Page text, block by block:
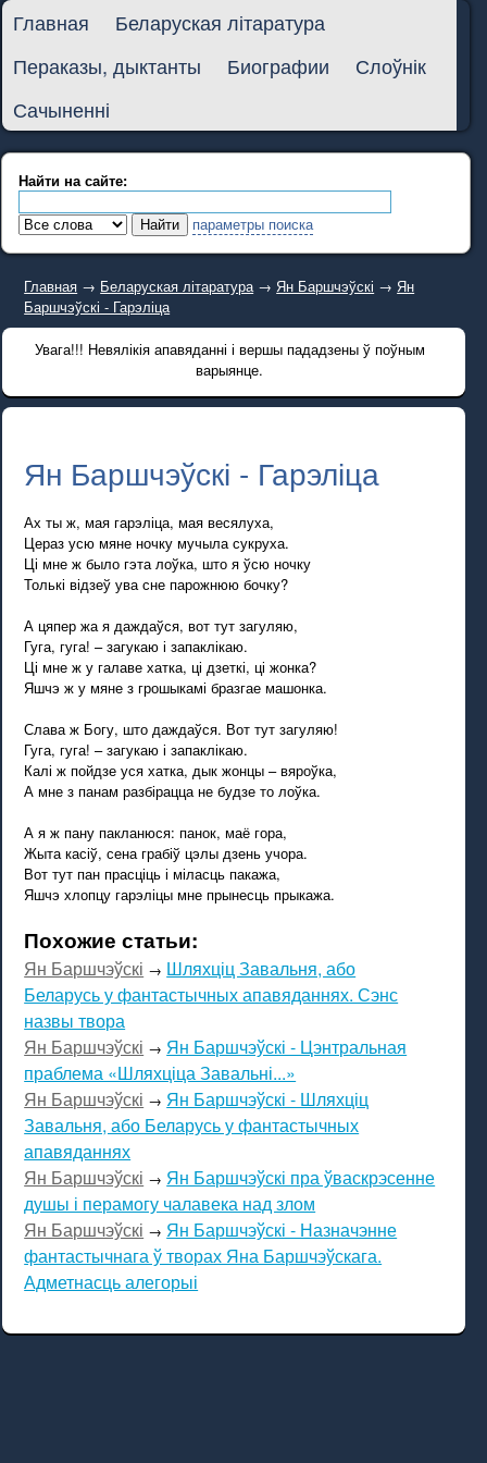
Главная
Беларуская літаратура
Пераказы, дыктанты
Биографии
Слоўнік
Сачыненні
Найти на сайте:
параметры поиска
Главная → Беларуская літаратура→Ян Баршчэўскі →Ян
Баршчэўскі - Гарэліца
Увага!!! Невялікія апавяданні і вершы пададзены ў поўным
варыянце.
Ян Баршчэўскі - Гарэліца
Ах ты ж, мая гарэліца, мая весялуха,
Цераз усю мяне ночку мучыла сукруха.
Ці мне ж было гэта лоўка, што я ўсю ночку
Толькі відзеў ува сне парожнюю бочку?
А цяпер жа я даждаўся, вот тут загуляю,
Гуга, гуга! – загукаю і запаклікаю.
Ці мне ж у галаве хатка, ці дзеткі, ці жонка?
Яшчэ ж у мяне з грошыкамі бразгае машонка.
Слава ж Богу, што даждаўся. Вот тут загуляю!
Гуга, гуга! – загукаю і запаклікаю.
Калі ж пойдзе уся хатка, дык жонцы – вяроўка,
А мне з панам разбірацца не будзе то лоўка.
А я ж пану пакланюся: панок, маё гора,
Жыта касіў, сена грабіў цэлы дзень учора.
Вот тут пан прасціць і міласць пакажа,
Яшчэ хлопцу гарэліцы мне прынесць прыкажа.
Похожие статьи:
Ян Баршчэўскі → Шляхціц Завальня, або
Беларусь у фантастычных апавяданнях. Сэнс
назвы твора
Ян Баршчэўскі → Ян Баршчэўскі - Цэнтральная
праблема «Шляхціца Завальні...»
Ян Баршчэўскі → Ян Баршчэўскі - Шляхціц
Завальня, або Беларусь у фантастычных
апавяданнях
Ян Баршчэўскі → Ян Баршчэўскі пра ўваскрэсенне
душы і перамогу чалавека над злом
Ян Баршчэўскі → Ян Баршчэўскі - Назначэнне
фантастычнага ў творах Яна Баршчэўскага.
Адметнасць алегорыі